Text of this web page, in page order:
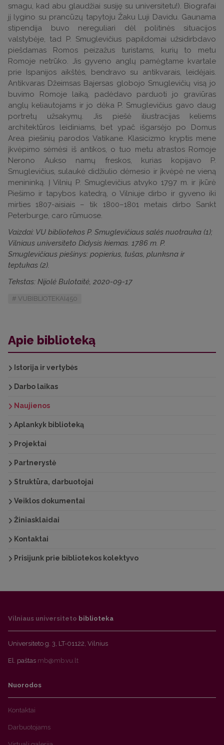
smagu, kad abu glaudžiai susiję su universitetu!). Biografai
jį lygino su prancūzų tapytoju Žaku Luji Davidu. Gaunama
stipendija buvo nereguliari dėl politinės situacijos
valstybėje, tad P. Smuglevičius papildomai užsidirbdavo
piešdamas Romos peizažus turistams, kurių to metu
Romoje netrūko. Jis gyveno anglų pamėgtame kvartale
prie Ispanijos aikštės, bendravo su antikvarais, leidėjais.
Antikvaras Džeimsas Bajersas globojo Smuglevičių visą jo
buvimo Romoje laiką, padėdavo parduoti jo graviūras
anglų keliautojams ir jo dėka P. Smuglevičius gavo daug
portretų užsakymų. Jis piešė iliustracijas keliems
architektūros leidiniams, bet ypač išgarsėjo po Domus
Area piešinių parodos Vatikane. Klasicizmo kryptis mene
įkvėpimo sėmėsi iš antikos, o tuo metu atrastos Romoje
Nerono Aukso namų freskos, kurias kopijavo P.
Smuglevičius, sulaukė didžiulio dėmesio ir įkvėpė ne vieną
menininką. Į Vilnių P. Smuglevičius atvyko 1797 m. ir įkūrė
Piešimo ir tapybos katedrą, o Vilniuje dirbo ir gyveno iki
mirties 1807-aisiais – tik 1800–1801 metais dirbo Sankt
Peterburge, caro rūmuose.
Vaizdai: VU bibliotekos P. Smuglevičiaus salės nuotrauka (1);
Vilniaus universiteto Didysis kiemas. 1786 m. P.
Smuglevičiaus piešinys: popierius, tušas, plunksna ir
teptukas (2).
Tekstas: Nijolė Bulotaitė, 2020-09-17
VUBIBLIOTEKAI450
Apie biblioteką
Istorija ir vertybės
Darbo laikas
Naujienos
Aplankyk biblioteką
Projektai
Partnerystė
Struktūra, darbuotojai
Veiklos dokumentai
Žiniasklaidai
Kontaktai
Prisijunk prie bibliotekos kolektyvo
Vilniaus universiteto biblioteka
Universiteto g. 3, LT-01122, Vilnius
El. paštas mb@mb.vu.lt
Nuorodos
Kontaktai
Darbuotojams